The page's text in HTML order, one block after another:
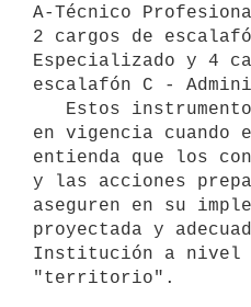
A-Técnico
2 cargos de
Especializado y 4
escalafón C -
en vigencia
entienda que los
y las acciones
aseguren en su
proyectada y
Institución a nivel